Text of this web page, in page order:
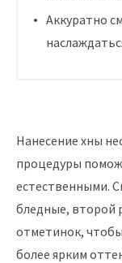
Аккуратно
Нанесение хны
процедуры
естественными.
бледные, второй
отметинок,
более ярким